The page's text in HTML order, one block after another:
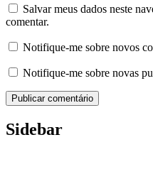
Salvar meus dados neste
comentar.
Notifique-me sobre novos
Notifique-me sobre novas
Sidebar